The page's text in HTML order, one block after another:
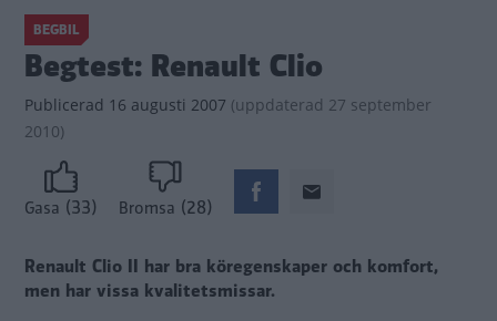
BEGBIL
Begtest: Renault Clio
Publicerad 16 augusti 2007 (uppdaterad 27 september
2010)
Gasa (33) Bromsa (28)
Renault Clio II har bra köregenskaper och komfort,
men har vissa kvalitetsmissar.